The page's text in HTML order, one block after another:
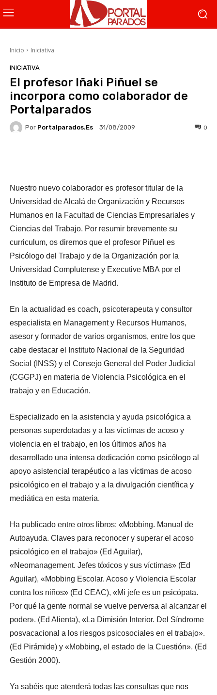
Inicio Iniciativa
INICIATIVA
El profesor Iñaki Piñuel se
incorpora como colaborador de
Portalparados
Por Portalparados.es 31/08/2009 0
Nuestro nuevo colaborador es profesor titular de la
Universidad de Alcalá de Organización y Recursos
Humanos en la Facultad de Ciencias Empresariales y
Ciencias del Trabajo. Por resumir brevemente su
curriculum, os diremos que el profesor Piñuel es
Psicólogo del Trabajo y de la Organización por la
Universidad Complutense y Executive MBA por el
Instituto de Empresa de Madrid.
En la actualidad es coach, psicoterapeuta y consultor
especialista en Management y Recursos Humanos,
asesor y formador de varios organismos, entre los que
cabe destacar el Instituto Nacional de la Seguridad
Social (INSS) y el Consejo General del Poder Judicial
(CGGPJ) en materia de Violencia Psicológica en el
trabajo y en Educación.
Especializado en la asistencia y ayuda psicológica a
personas superdotadas y a las víctimas de acoso y
violencia en el trabajo, en los últimos años ha
desarrollado una intensa dedicación como psicólogo al
apoyo asistencial terapéutico a las víctimas de acoso
psicológico en el trabajo y a la divulgación científica y
mediática en esta materia.
Ha publicado entre otros libros: «Mobbing. Manual de
Autoayuda. Claves para reconocer y superar el acoso
psicológico en el trabajo» (Ed Aguilar),
«Neomanagement. Jefes tóxicos y sus víctimas» (Ed
Aguilar), «Mobbing Escolar. Acoso y Violencia Escolar
contra los niños» (Ed CEAC), «Mi jefe es un psicópata.
Por qué la gente normal se vuelve perversa al alcanzar el
poder». (Ed Alienta), «La Dimisión Interior. Del Síndrome
posvacacional a los riesgos psicosociales en el trabajo».
(Ed Pirámide) y «Mobbing, el estado de la Cuestión». (Ed
Gestión 2000).
Ya sabéis que atenderá todas las consultas que nos